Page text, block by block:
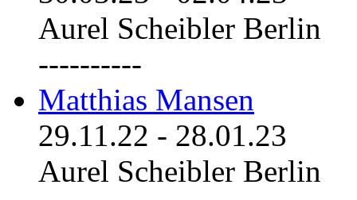
Aurel Scheibler Berlin
----------
Matthias Mansen
29.11.22 - 28.01.23
Aurel Scheibler Berlin